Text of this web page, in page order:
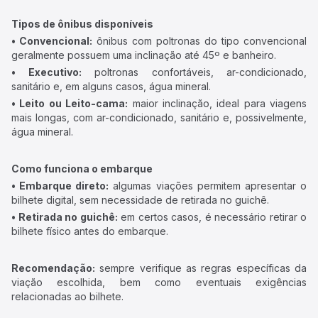
Tipos de ônibus disponíveis
• Convencional: ônibus com poltronas do tipo convencional
geralmente possuem uma inclinação até 45º e banheiro.
• Executivo: poltronas confortáveis, ar-condicionado,
sanitário e, em alguns casos, água mineral.
• Leito ou Leito-cama: maior inclinação, ideal para viagens
mais longas, com ar-condicionado, sanitário e, possivelmente,
água mineral.
Como funciona o embarque
• Embarque direto: algumas viações permitem apresentar o
bilhete digital, sem necessidade de retirada no guichê.
• Retirada no guichê: em certos casos, é necessário retirar o
bilhete físico antes do embarque.
Recomendação: sempre verifique as regras específicas da
viação escolhida, bem como eventuais exigências
relacionadas ao bilhete.